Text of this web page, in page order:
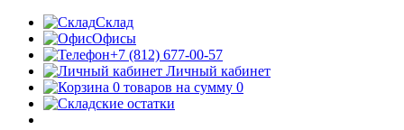
Склад
Офисы
+7 (812) 677-00-57
Личный кабинет
0 товаров на сумму 0